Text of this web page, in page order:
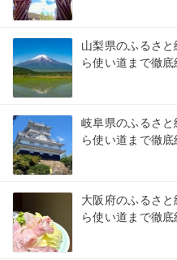
山梨県のふるさ
ら使い道まで徹底
岐阜県のふるさ
ら使い道まで徹底
大阪府のふるさ
ら使い道まで徹底